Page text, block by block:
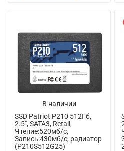
В наличии
SSD Patriot P210 512Гб,
2.5", SATA3, Retail,
Чтение:520мб/с,
Запись:430мб/с, радиатор
(P210S512G25)